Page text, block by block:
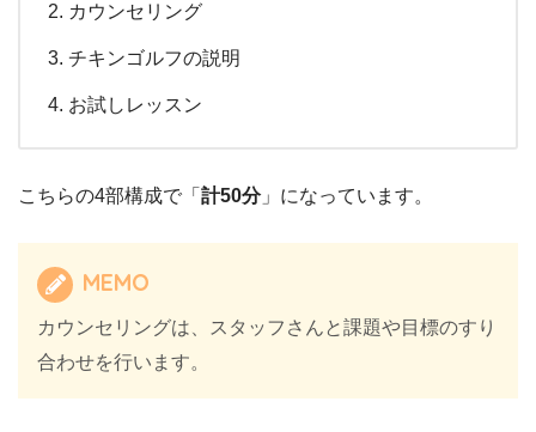
カウンセリング
チキンゴルフの説明
お試しレッスン
こちらの4部構成で「 計50分」になっています。
MEMO
カウンセリングは、スタッフさんと課題や目標のすり
合わせを行います。